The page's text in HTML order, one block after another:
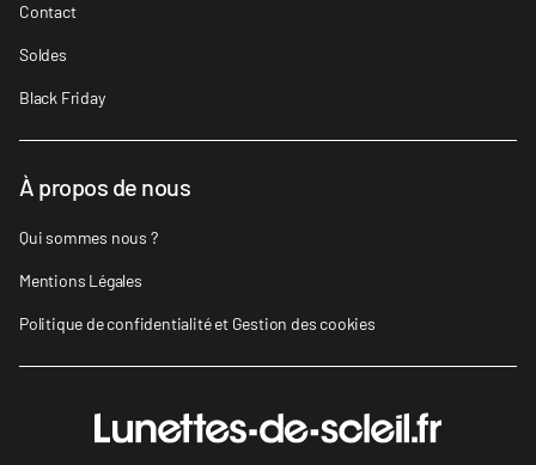
Contact
Soldes
Black Friday
À propos de nous
Qui sommes nous ?
Mentions Légales
Politique de confidentialité et Gestion des cookies